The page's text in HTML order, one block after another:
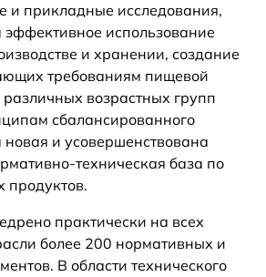
и прикладные исследования,
использование
и хранении, создание
требованиям пищевой
различных возрастных групп
сбалансированного
и усовершенствована
техническая база по
продуктов.
практически на всех
более 200 нормативных и
В области технического